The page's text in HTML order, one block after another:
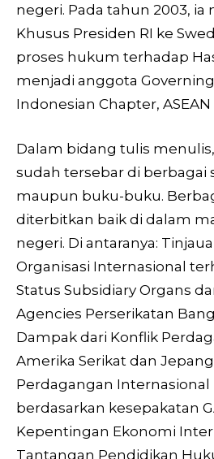
negeri. Pada tahun 2003, ia
Khusus Presiden RI ke
proses hukum terhadap
menjadi anggota
Indonesian Chapter,
Dalam bidang tulis
sudah tersebar di berbagai
maupun buku-buku.
diterbitkan baik di dalam
negeri. Di antaranya:
Organisasi Internasional
Status Subsidiary Organs
Agencies Perserikatan
Dampak dari Konflik
Amerika Serikat dan
Perdagangan Internasional
berdasarkan kesepakatan
Kepentingan Ekonomi
Tantangan Pendidikan